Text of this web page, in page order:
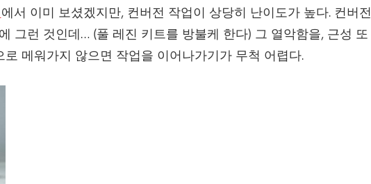
에서 이미 보셨겠지만, 컨버전 작업이 상당히 난이도가 높다. 컨버전
그런 것인데… (풀 레진 키트를 방불케 한다) 그 열악함을, 근성 또
로 메워가지 않으면 작업을 이어나가기가 무척 어렵다.